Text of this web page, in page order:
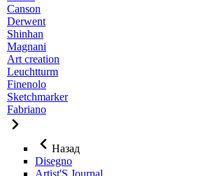
Canson
Derwent
Shinhan
Magnani
Art creation
Leuchtturm
Finenolo
Sketchmarker
Fabriano
Назад
Disegno